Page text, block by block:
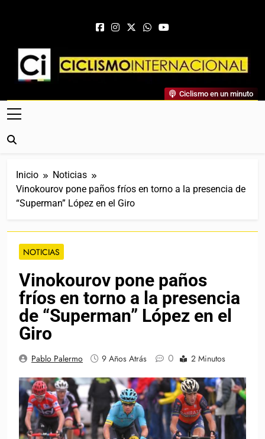
Ciclismo Internacional
Web Dedicada Al Ciclismo Mundial. Entrevistas, Análisis,
Crónicas, Previas Y Más. La Web Ciclista De Referencia.
Ciclismo en un minuto
Inicio
Noticias
Vinokourov pone paños fríos en torno a la presencia de
“Superman” López en el Giro
NOTICIAS
Vinokourov pone paños
fríos en torno a la presencia
de “Superman” López en el
Giro
Pablo Palermo 9 Años Atrás 0 2 Minutos